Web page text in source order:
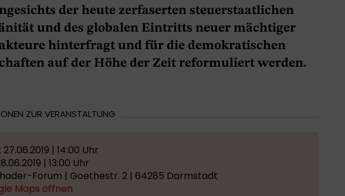
der heute zerfaserten steuerstaatlichen
und des globalen Eintritts neuer mächtiger
hinterfragt und für die demokratischen
auf der Höhe der Zeit reformuliert werden.
ZUR VERANSTALTUNG
27.06.2019 | 14:00 Uhr
| 13:00 Uhr
Forum | Goethestr. 2 | 64285 Darmstadt
Maps öffnen